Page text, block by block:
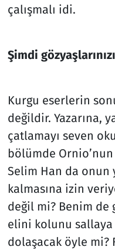
çalışmalı idi.
Şimdi
Kurgu eserlerin
değildir. Yazarına,
çatlamayı seven
bölümde
Selim Han da onun
kalmasına izin
değil mi? Benim de
elini kolunu sallaya
dolaşacak öyle mi?